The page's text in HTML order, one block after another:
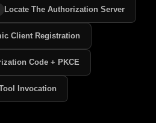
Locate The Authorization Server
Client Registration
Code + PKCE
Invocation